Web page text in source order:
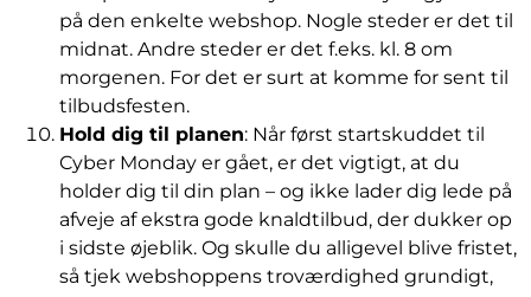
på den enkelte webshop. Nogle steder er det til
midnat. Andre steder er det f.eks. kl. 8 om
morgenen. For det er surt at komme for sent til
tilbudsfesten.
Hold dig til planen: Når først startskuddet til
Cyber Monday er gået, er det vigtigt, at du
holder dig til din plan – og ikke lader dig lede på
afveje af ekstra gode knaldtilbud, der dukker op
i sidste øjeblik. Og skulle du alligevel blive fristet,
så tjek webshoppens troværdighed grundigt,